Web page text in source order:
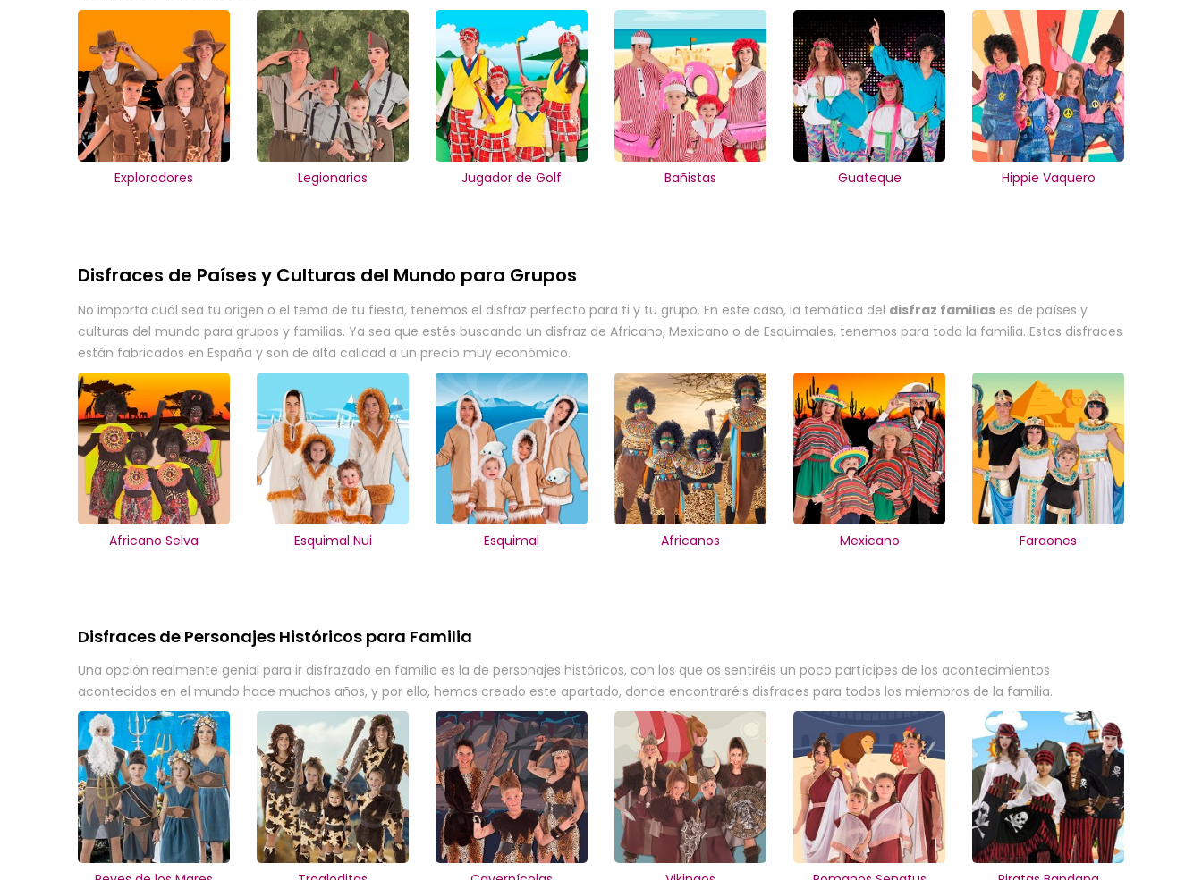
Exploradores Legionarios Jugador de Golf Bañistas Guateque Hippie Vaquero
Disfraces de Países y Culturas del Mundo para Grupos
No importa cuál sea tu origen o el tema de tu fiesta, tenemos el disfraz perfecto para ti y tu grupo. En este caso, la temática del disfraz familias es de países y
culturas del mundo para grupos y familias. Ya sea que estés buscando un disfraz de Africano, Mexicano o de Esquimales, tenemos para toda la familia. Estos disfraces
están fabricados en España y son de alta calidad a un precio muy económico.
Africano Selva Esquimal Nui Esquimal Africanos Mexicano Faraones
Disfraces de Personajes Históricos para Familia
Una opción realmente genial para ir disfrazado en familia es la de personajes históricos, con los que os sentiréis un poco partícipes de los acontecimientos
acontecidos en el mundo hace muchos años, y por ello, hemos creado este apartado, donde encontraréis disfraces para todos los miembros de la familia.